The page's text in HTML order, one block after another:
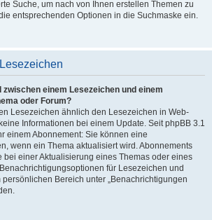
Suche, um nach von Ihnen erstellen Themen zu
entsprechenden Optionen in die Suchmaske ein.
einem Lesezeichen und einem
oder Forum?
Lesezeichen ähnlich den Lesezeichen in Web-
Informationen bei einem Update. Seit phpBB 3.1
einem Abonnement: Sie können eine
wenn ein Thema aktualisiert wird. Abonnements
bei einer Aktualisierung eines Themas oder eines
für Lesezeichen und
Bereich unter „Benachrichtigungen